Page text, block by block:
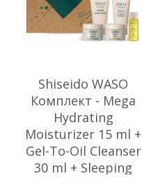
Shiseido WASO
Комплект - Mega
Hydrating
Moisturizer 15 ml +
Gel-To-Oil Cleanser
30 ml + Sleeping